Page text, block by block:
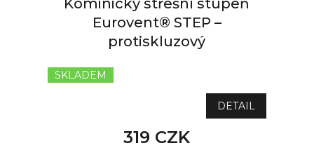
Kominický střešní stupeň
Eurovent® STEP –
protiskluzový
SKLADEM
319 CZK
DETAIL